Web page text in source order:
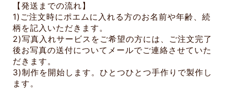
【発送までの流れ】
1)ご注文時にポエムに入れる方のお名前や年齢、続
柄を記入いただきます。
2)写真入れサービスをご希望の方には、ご注文完了
後お写真の送付についてメールでご連絡させていた
だきます。
3)制作を開始します。ひとつひとつ手作りで製作し
ます。